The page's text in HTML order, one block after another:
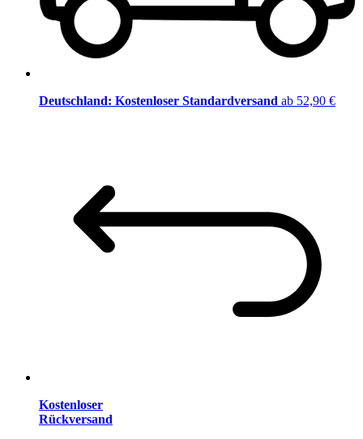
Deutschland: Kostenloser Standardversand ab 52,90 €
Kostenloser
Rückversand